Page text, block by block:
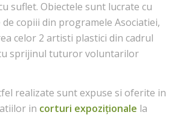
suflet. Obiectele sunt lucrate cu
copiii din programele Asociatiei,
celor 2 artisti plastici din cadrul
sprijinul tuturor voluntarilor
realizate sunt expuse si oferite in
in corturi expoziționale la